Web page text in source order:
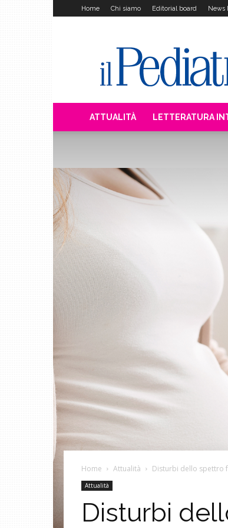
Home Chi siamo Editorial board News
Pediatra
ATTUALITÀ LETTERATURA
Home Attualità Disturbi dello spettro
Attualità
Disturbi